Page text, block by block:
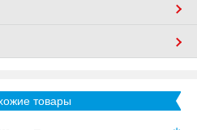
товары